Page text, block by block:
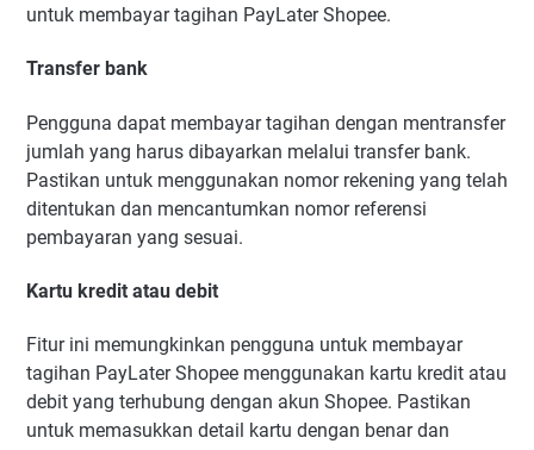
untuk membayar tagihan PayLater Shopee.
Transfer bank
Pengguna dapat membayar tagihan dengan mentransfer
jumlah yang harus dibayarkan melalui transfer bank.
Pastikan untuk menggunakan nomor rekening yang telah
ditentukan dan mencantumkan nomor referensi
pembayaran yang sesuai.
Kartu kredit atau debit
Fitur ini memungkinkan pengguna untuk membayar
tagihan PayLater Shopee menggunakan kartu kredit atau
debit yang terhubung dengan akun Shopee. Pastikan
untuk memasukkan detail kartu dengan benar dan